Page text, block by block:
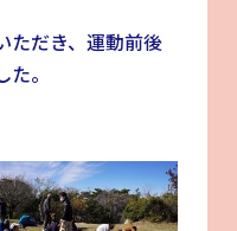
ただき、運動前後
。